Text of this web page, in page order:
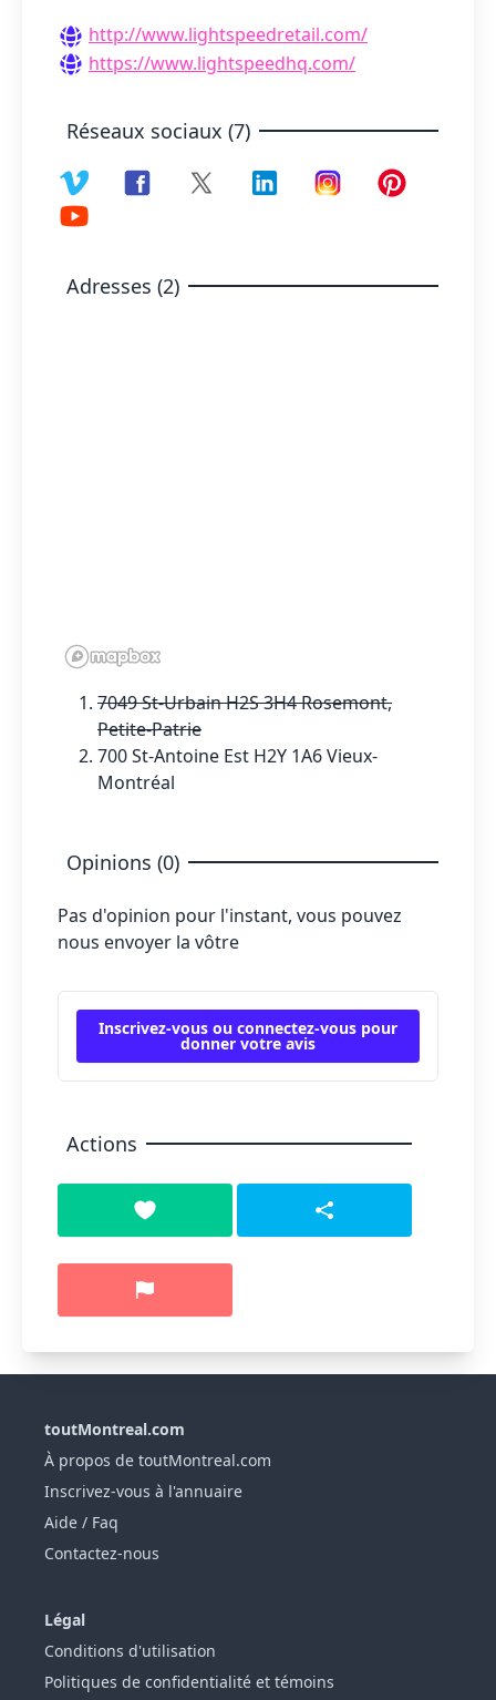
http://www.lightspeedretail.com/
https://www.lightspeedhq.com/
Réseaux sociaux (7)
Adresses (2)
7049 St-Urbain H2S 3H4 Rosemont,
Petite-Patrie
700 St-Antoine Est H2Y 1A6 Vieux-
Montréal
Opinions (0)
Pas d'opinion pour l'instant, vous pouvez
nous envoyer la vôtre
Inscrivez-vous ou connectez-vous pour
donner votre avis
Actions
toutMontreal.com
À propos de toutMontreal.com
Inscrivez-vous à l'annuaire
Aide / Faq
Contactez-nous
Légal
Conditions d'utilisation
Politiques de confidentialité et témoins